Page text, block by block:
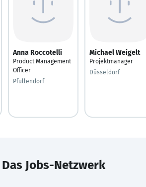
Anna Roccotelli
Product Management
Officer
Pfullendorf
Michael Weigelt
Projektmanager
Düsseldorf
Das Jobs-Netzwerk